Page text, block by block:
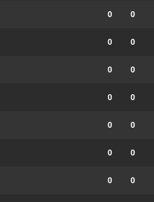
0 0
0 0
0 0
0 0
0 0
0 0
0 0